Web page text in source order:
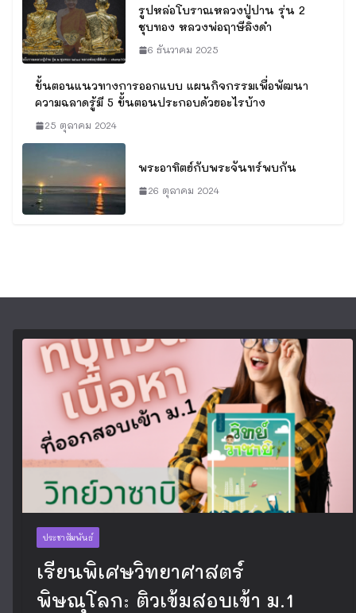
รูปหล่อโบราณหลวงปู่ปาน รุ่น 2
ชุบทอง หลวงพ่อฤาษีลิงดำ
6 ธันวาคม 2025
ขั้นตอนแนวทางการออกแบบ แผนกิจกรรมเพื่อพัฒนา
ความฉลาดรู้มี 5 ขั้นตอนประกอบด้วยอะไรบ้าง
25 ตุลาคม 2024
พระอาทิตย์กับพระจันทร์พบกัน
26 ตุลาคม 2024
ประชาสัมพันธ์
เรียนพิเศษวิทยาศาสตร์
พิษณุโลก: ติวเข้มสอบเข้า ม.1